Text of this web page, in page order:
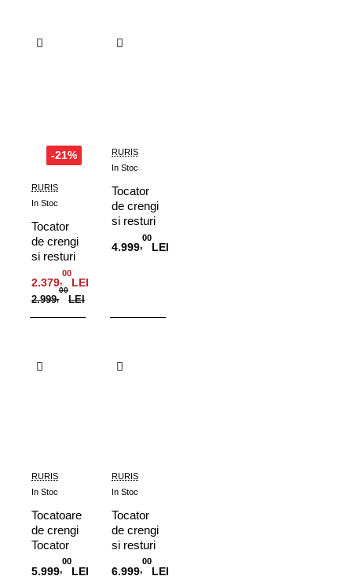
-21%
RURIS
In Stoc
Tocator
de crengi
si resturi
vegetale
RURIS
ST300 7
CP
2.379,
00
LEI
2.999,
00
LEI
RURIS
In Stoc
Tocator
de crengi
si resturi
vegetale
Ruris
4.999,
00
LEI
RURIS
In Stoc
Tocatoare
de crengi
Tocator
de crengi
5.999,
00
LEI
RURIS
In Stoc
Tocator
de crengi
si resturi
vegetale
6.999,
00
LEI